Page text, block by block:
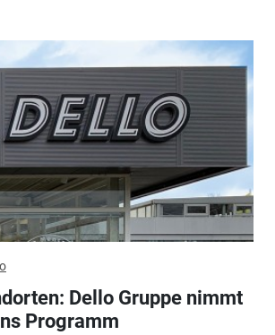
Dello Gruppe nimmt
Programm